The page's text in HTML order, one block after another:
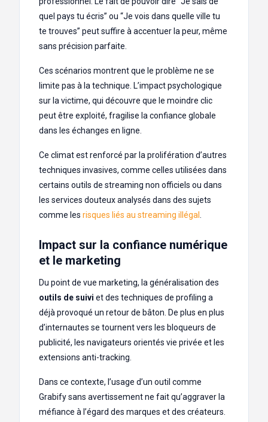
quel pays tu écris” ou “Je vois dans quelle ville tu
te trouves” peut suffire à accentuer la peur, même
sans précision parfaite.
Ces scénarios montrent que le problème ne se
limite pas à la technique. L’impact psychologique
sur la victime, qui découvre que le moindre clic
peut être exploité, fragilise la confiance globale
dans les échanges en ligne.
Ce climat est renforcé par la prolifération d’autres
techniques invasives, comme celles utilisées dans
certains outils de streaming non officiels ou dans
les services douteux analysés dans des sujets
comme les risques liés au streaming illégal
Impact sur la confiance numérique
et le marketing
Du point de vue marketing, la généralisation des
outils de suivi et des techniques de profiling a
déjà provoqué un retour de bâton. De plus en plus
d’internautes se tournent vers les bloqueurs de
publicité, les navigateurs orientés vie privée et les
extensions anti-tracking.
Dans ce contexte, l’usage d’un outil comme
Grabify sans avertissement ne fait qu’aggraver la
méfiance à l’égard des marques et des créateurs.